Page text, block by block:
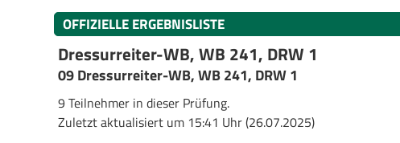
OFFIZIELLE ERGEBNISLISTE
Dressurreiter-WB, WB 241, DRW 1
09 Dressurreiter-WB, WB 241, DRW 1
9 Teilnehmer in dieser Prüfung.
Zuletzt aktualisiert um 15:41 Uhr (26.07.2025)